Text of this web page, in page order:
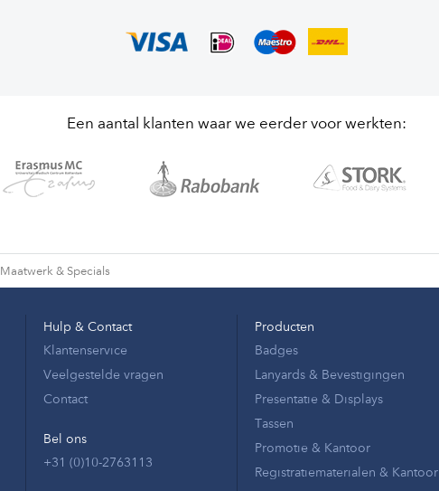
Een aantal klanten waar we eerder voor werkten:
Maatwerk & Specials
Hulp & Contact
Klantenservice
Veelgestelde vragen
Contact
Bel ons
+31 (0)10-2763113
Producten
Badges
Lanyards & Bevestigingen
Presentatie & Displays
Tassen
Promotie & Kantoor
Registratiematerialen & Kantoor